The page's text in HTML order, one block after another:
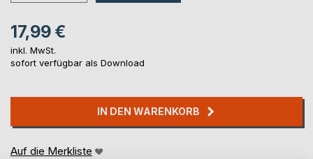
17,99 €
inkl. MwSt.
sofort verfügbar als Download
IN DEN WARENKORB
Auf die Merkliste